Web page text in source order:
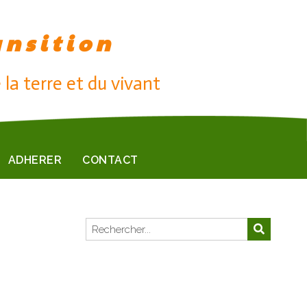
la terre et du vivant
ADHERER CONTACT